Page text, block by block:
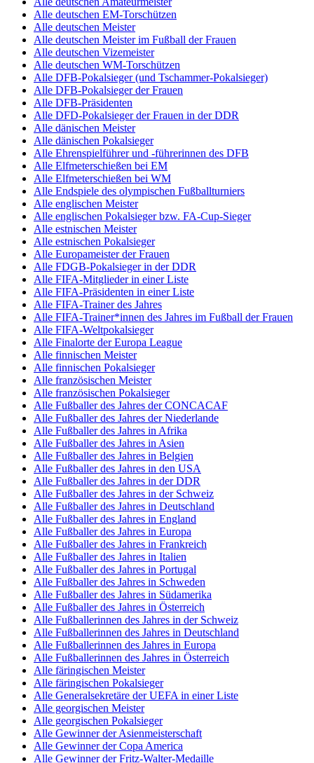
Alle deutschen EM-Torschützen
Alle deutschen Meister
Alle deutschen Meister im Fußball der Frauen
Alle deutschen Vizemeister
Alle deutschen WM-Torschützen
Alle DFB-Pokalsieger (und Tschammer-Pokalsieger)
Alle DFB-Pokalsieger der Frauen
Alle DFB-Präsidenten
Alle DFD-Pokalsieger der Frauen in der DDR
Alle dänischen Meister
Alle dänischen Pokalsieger
Alle Ehrenspielführer und -führerinnen des DFB
Alle Elfmeterschießen bei EM
Alle Elfmeterschießen bei WM
Alle Endspiele des olympischen Fußballturniers
Alle englischen Meister
Alle englischen Pokalsieger bzw. FA-Cup-Sieger
Alle estnischen Meister
Alle estnischen Pokalsieger
Alle Europameister der Frauen
Alle FDGB-Pokalsieger in der DDR
Alle FIFA-Mitglieder in einer Liste
Alle FIFA-Präsidenten in einer Liste
Alle FIFA-Trainer des Jahres
Alle FIFA-Trainer*innen des Jahres im Fußball der Frauen
Alle FIFA-Weltpokalsieger
Alle Finalorte der Europa League
Alle finnischen Meister
Alle finnischen Pokalsieger
Alle französischen Meister
Alle französischen Pokalsieger
Alle Fußballer des Jahres der CONCACAF
Alle Fußballer des Jahres der Niederlande
Alle Fußballer des Jahres in Afrika
Alle Fußballer des Jahres in Asien
Alle Fußballer des Jahres in Belgien
Alle Fußballer des Jahres in den USA
Alle Fußballer des Jahres in der DDR
Alle Fußballer des Jahres in der Schweiz
Alle Fußballer des Jahres in Deutschland
Alle Fußballer des Jahres in England
Alle Fußballer des Jahres in Europa
Alle Fußballer des Jahres in Frankreich
Alle Fußballer des Jahres in Italien
Alle Fußballer des Jahres in Portugal
Alle Fußballer des Jahres in Schweden
Alle Fußballer des Jahres in Südamerika
Alle Fußballer des Jahres in Österreich
Alle Fußballerinnen des Jahres in der Schweiz
Alle Fußballerinnen des Jahres in Deutschland
Alle Fußballerinnen des Jahres in Europa
Alle Fußballerinnen des Jahres in Österreich
Alle färingischen Meister
Alle färingischen Pokalsieger
Alle Generalsekretäre der UEFA in einer Liste
Alle georgischen Meister
Alle georgischen Pokalsieger
Alle Gewinner der Asienmeisterschaft
Alle Gewinner der Copa America
Alle Gewinner der Fritz-Walter-Medaille